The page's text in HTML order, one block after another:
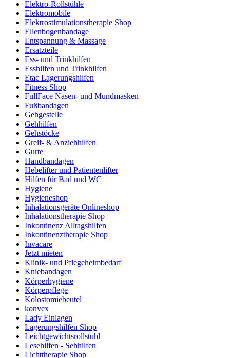
Elektro-Rollstühle
Elektromobile
Elektrostimulationstherapie Shop
Ellenbogenbandage
Entspannung & Massage
Ersatzteile
Ess- und Trinkhilfen
Esshilfen und Trinkhilfen
Etac Lagerungshilfen
Fitness Shop
FullFace Nasen- und Mundmasken
Fußbandagen
Gehgestelle
Gehhilfen
Gehstöcke
Greif- & Anziehhilfen
Gurte
Handbandagen
Hebelifter und Patientenlifter
Hilfen für Bad und WC
Hygiene
Hygieneshop
Inhalationsgeräte Onlineshop
Inhalationstherapie Shop
Inkontinenz Alltagshilfen
Inkontinenztherapie Shop
Invacare
Jetzt mieten
Klinik- und Pflegeheimbedarf
Kniebandagen
Körperhygiene
Körperpflege
Kolostomiebeutel
konvex
Lady Einlagen
Lagerungshilfen Shop
Leichtgewichtsrollstuhl
Lesehilfen - Sehhilfen
Lichttherapie Shop